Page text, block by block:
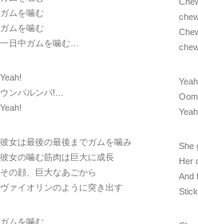
ガムを噛む
ガムを噛む
一日中ガムを噛む…
Yeah!
ウンパルンパ!…
Yeah!
彼女は最後の最後までガムを噛み
彼女の噛む筋肉は巨大に成長
その顔、巨大なあごから
ヴァイオリンのように突き出す
ガムを噛む
She
Her
And